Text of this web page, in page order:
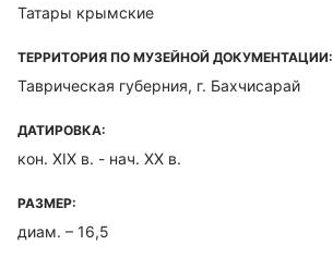
Татары крымские
ТЕРРИТОРИЯ ПО МУЗЕЙНОЙ ДОКУМЕНТАЦИИ:
Таврическая губерния, г. Бахчисарай
ДАТИРОВКА:
кон. XIX в. - нач. ХХ в.
РАЗМЕР:
диам. – 16,5